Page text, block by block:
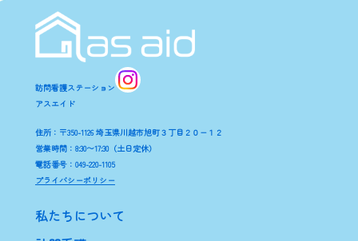
訪問看護ステーション
アスエイド
住所：〒350-1126 埼玉県川越市旭町３丁目２０−１２
営業時間：8:30〜17:30（土日定休）
電話番号：049-220-1105
プライバシーポリシー
私たちについて